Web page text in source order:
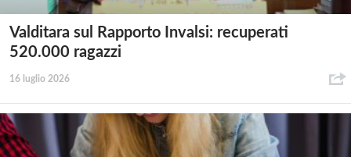
Valditara sul Rapporto Invalsi: recuperati
520.000 ragazzi
16 luglio 2026